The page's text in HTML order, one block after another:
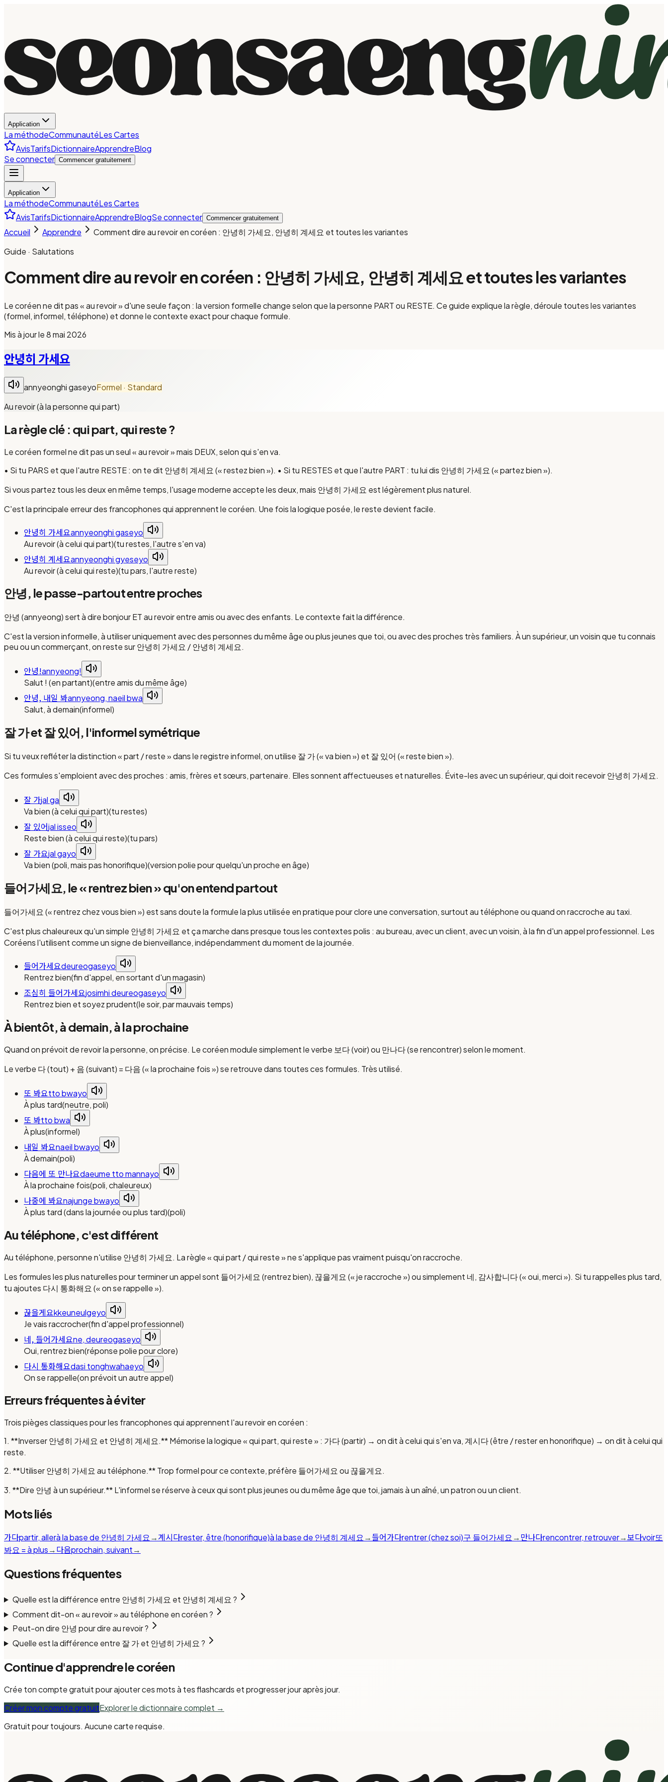
Application
La méthodeCommunautéLes Cartes
AvisTarifsDictionnaireApprendreBlog
Se connecter Commencer gratuitement
Application
La méthodeCommunautéLes Cartes
AvisTarifsDictionnaireApprendreBlogSe connecter Commencer gratuitement
Accueil Apprendre
Comment dire au revoir en coréen : 안녕히 가세요, 안녕히 계세요 et toutes les variantes
Guide · Salutations
Comment dire au revoir en coréen : 안녕히 가세요, 안녕히 계세요 et toutes les variantes
Le coréen ne dit pas « au revoir » d'une seule façon : la version formelle change selon que la personne PART ou RESTE. Ce guide explique la règle, déroule toutes les variantes
(formel, informel, téléphone) et donne le contexte exact pour chaque formule.
Mis à jour le8 mai 2026
안녕히 가세요
annyeonghi gaseyoFormel · Standard
Au revoir (à la personne qui part)
La règle clé : qui part, qui reste ?
Le coréen formel ne dit pas un seul « au revoir » mais DEUX, selon qui s'en va.
• Si tu PARS et que l'autre RESTE : on te dit 안녕히 계세요 (« restez bien »). • Si tu RESTES et que l'autre PART : tu lui dis 안녕히 가세요 (« partez bien »).
Si vous partez tous les deux en même temps, l'usage moderne accepte les deux, mais 안녕히 가세요 est légèrement plus naturel.
C'est la principale erreur des francophones qui apprennent le coréen. Une fois la logique posée, le reste devient facile.
안녕히 가세요annyeonghi gaseyo
Au revoir (à celui qui part)(tu restes, l'autre s'en va)
안녕히 계세요annyeonghi gyeseyo
Au revoir (à celui qui reste)(tu pars, l'autre reste)
안녕, le passe-partout entre proches
안녕 (annyeong) sert à dire bonjour ET au revoir entre amis ou avec des enfants. Le contexte fait la différence.
C'est la version informelle, à utiliser uniquement avec des personnes du même âge ou plus jeunes que toi, ou avec des proches très familiers. À un supérieur, un voisin que tu connais
peu ou un commerçant, on reste sur 안녕히 가세요 / 안녕히 계세요.
안녕!annyeong!
Salut ! (en partant)(entre amis du même âge)
안녕, 내일 봐annyeong, naeil bwa
Salut, à demain(informel)
잘 가 et 잘 있어, l'informel symétrique
Si tu veux refléter la distinction « part / reste » dans le registre informel, on utilise 잘 가 (« va bien ») et 잘 있어 (« reste bien »).
Ces formules s'emploient avec des proches : amis, frères et sœurs, partenaire. Elles sonnent affectueuses et naturelles. Évite-les avec un supérieur, qui doit recevoir 안녕히 가세요.
잘 가jal ga
Va bien (à celui qui part)(tu restes)
잘 있어jal isseo
Reste bien (à celui qui reste)(tu pars)
잘 가요jal gayo
Va bien (poli, mais pas honorifique)(version polie pour quelqu'un proche en âge)
들어가세요, le « rentrez bien » qu'on entend partout
들어가세요 (« rentrez chez vous bien ») est sans doute la formule la plus utilisée en pratique pour clore une conversation, surtout au téléphone ou quand on raccroche au taxi.
C'est plus chaleureux qu'un simple 안녕히 가세요 et ça marche dans presque tous les contextes polis : au bureau, avec un client, avec un voisin, à la fin d'un appel professionnel. Les
Coréens l'utilisent comme un signe de bienveillance, indépendamment du moment de la journée.
들어가세요deureogaseyo
Rentrez bien(fin d'appel, en sortant d'un magasin)
조심히 들어가세요josimhi deureogaseyo
Rentrez bien et soyez prudent(le soir, par mauvais temps)
À bientôt, à demain, à la prochaine
Quand on prévoit de revoir la personne, on précise. Le coréen module simplement le verbe 보다 (voir) ou 만나다 (se rencontrer) selon le moment.
Le verbe 다 (tout) + 음 (suivant) = 다음 (« la prochaine fois ») se retrouve dans toutes ces formules. Très utilisé.
또 봐요tto bwayo
À plus tard(neutre, poli)
또 봐tto bwa
À plus(informel)
내일 봐요naeil bwayo
À demain(poli)
다음에 또 만나요daeume tto mannayo
À la prochaine fois(poli, chaleureux)
나중에 봐요najunge bwayo
À plus tard (dans la journée ou plus tard)(poli)
Au téléphone, c'est différent
Au téléphone, personne n'utilise 안녕히 가세요. La règle « qui part / qui reste » ne s'applique pas vraiment puisqu'on raccroche.
Les formules les plus naturelles pour terminer un appel sont 들어가세요 (rentrez bien), 끊을게요 (« je raccroche ») ou simplement 네, 감사합니다 (« oui, merci »). Si tu rappelles plus tard,
tu ajoutes 다시 통화해요 (« on se rappelle »).
끊을게요kkeuneulgeyo
Je vais raccrocher(fin d'appel professionnel)
네, 들어가세요ne, deureogaseyo
Oui, rentrez bien(réponse polie pour clore)
다시 통화해요dasi tonghwahaeyo
On se rappelle(on prévoit un autre appel)
Erreurs fréquentes à éviter
Trois pièges classiques pour les francophones qui apprennent l'au revoir en coréen :
1. **Inverser 안녕히 가세요 et 안녕히 계세요.** Mémorise la logique « qui part, qui reste » : 가다 (partir) → on dit à celui qui s'en va, 계시다 (être / rester en honorifique) → on dit à celui qui
reste.
2. **Utiliser 안녕히 가세요 au téléphone.** Trop formel pour ce contexte, préfère 들어가세요 ou 끊을게요.
3. **Dire 안녕 à un supérieur.** L'informel se réserve à ceux qui sont plus jeunes ou du même âge que toi, jamais à un aîné, un patron ou un client.
Mots liés
가다partir, allerà la base de 안녕히 가세요 →계시다rester, être (honorifique)à la base de 안녕히 계세요 →들어가다rentrer (chez soi)구 들어가세요 →만나다rencontrer, retrouver→보다voir또
봐요 = à plus→다음prochain, suivant→
Questions fréquentes
Quelle est la différence entre 안녕히 가세요 et 안녕히 계세요 ?
Comment dit-on « au revoir » au téléphone en coréen ?
Peut-on dire 안녕 pour dire au revoir ?
Quelle est la différence entre 잘 가 et 안녕히 가세요 ?
Continue d'apprendre le coréen
Crée ton compte gratuit pour ajouter ces mots à tes flashcards et progresser jour après jour.
Créer mon compte gratuitExplorer le dictionnaire complet →
Gratuit pour toujours. Aucune carte requise.